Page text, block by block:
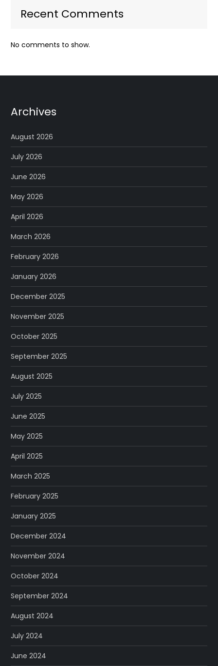
Recent Comments
No comments to show.
Archives
August 2026
July 2026
June 2026
May 2026
April 2026
March 2026
February 2026
January 2026
December 2025
November 2025
October 2025
September 2025
August 2025
July 2025
June 2025
May 2025
April 2025
March 2025
February 2025
January 2025
December 2024
November 2024
October 2024
September 2024
August 2024
July 2024
June 2024